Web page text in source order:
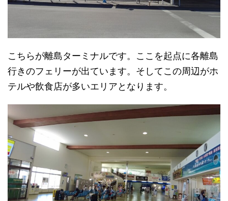
こちらが離島ターミナルです。ここを起点に各離島
行きのフェリーが出ています。そしてこの周辺がホ
テルや飲食店が多いエリアとなります。